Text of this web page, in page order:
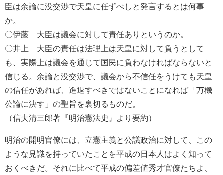
臣は余論に没交渉で天皇に任ずべしと発言するとは何事
か。
〇伊藤 大臣は議会に対して責任ありというのか。
〇井上 大臣の責任は法理上は天皇に対して負うとして
も、実際上は議会を通じて国民に負わなければならないと
信じる。余論と没交渉で、議会から不信任をうけても天皇
の信任があれば、進退すべきではないことになれば「万機
公論に決す」の聖旨を裏切るものだ。
（信夫清三郎著『明治憲法史』より要約）
明治の開明官僚には、立憲主義と公議政治に対して、この
ような見識を持っていたことを平成の日本人はよく知って
おくべきだ。それに比べて平成の偏差値秀才官僚たちよ、